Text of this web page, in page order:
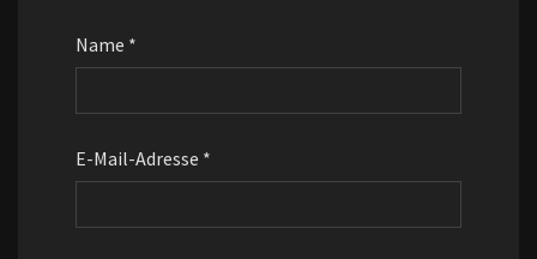
Name *
E-Mail-Adresse *